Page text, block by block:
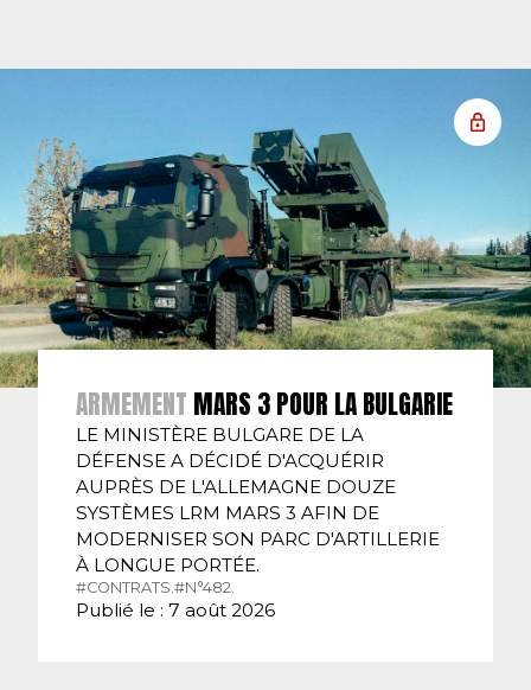
ARMEMENT MARS 3 POUR LA BULGARIE
LE MINISTÈRE BULGARE DE LA
DÉFENSE A DÉCIDÉ D'ACQUÉRIR
AUPRÈS DE L'ALLEMAGNE DOUZE
SYSTÈMES LRM MARS 3 AFIN DE
MODERNISER SON PARC D'ARTILLERIE
À LONGUE PORTÉE.
#CONTRATS.#N°482.
Publié le : 7 août 2026